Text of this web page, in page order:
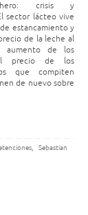
crisis y
sector lácteo vive
estancamiento y
de la leche al
aumento de los
precio de los
que compiten
de nuevo sobre
,Sebastian